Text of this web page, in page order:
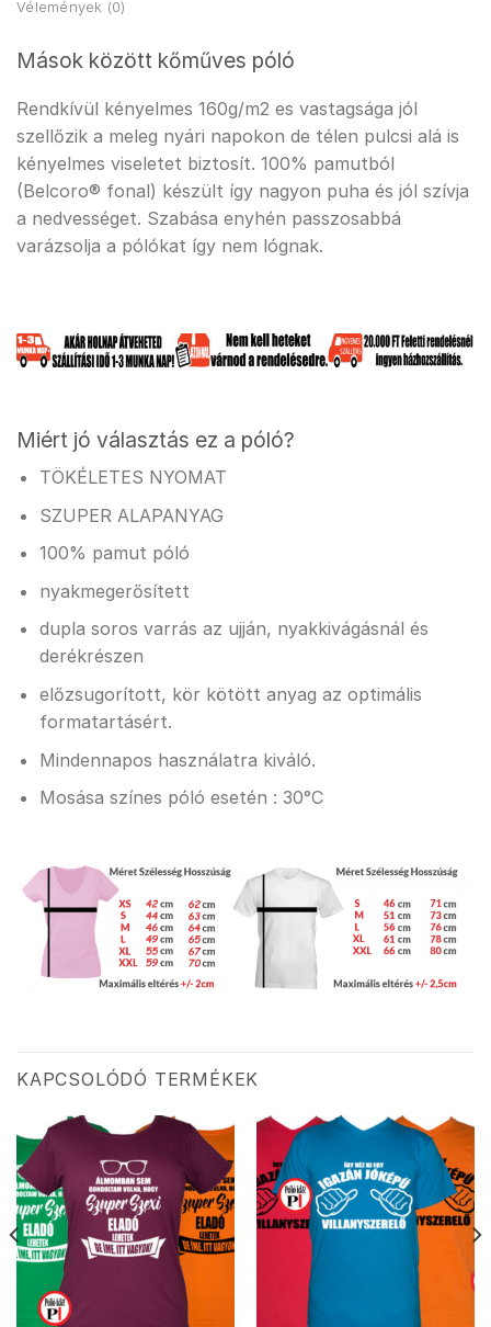
Vélemények (0)
Mások között kőműves póló
Rendkívül kényelmes 160g/m2 es vastagsága jól
szellőzik a meleg nyári napokon de télen pulcsi alá is
kényelmes viseletet biztosít. 100% pamutból
(Belcoro® fonal) készült így nagyon puha és jól szívja
a nedvességet. Szabása enyhén passzosabbá
varázsolja a pólókat így nem lógnak.
Miért jó választás ez a póló?
TÖKÉLETES NYOMAT
SZUPER ALAPANYAG
100% pamut póló
nyakmegerősített
dupla soros varrás az ujján, nyakkivágásnál és
derékrészen
előzsugorított, kör kötött anyag az optimális
formatartásért.
Mindennapos használatra kiváló.
Mosása színes póló esetén : 30°C
KAPCSOLÓDÓ TERMÉKEK